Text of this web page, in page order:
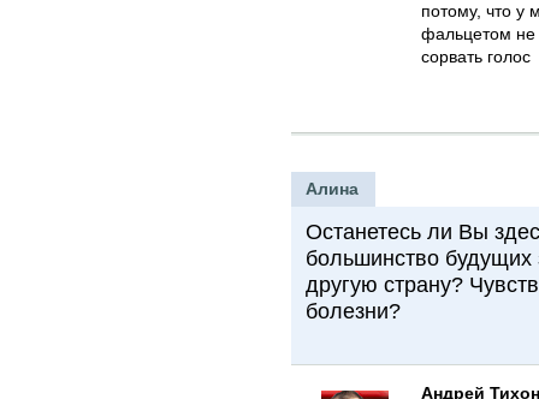
потому, что у
фальцетом не
сорвать голос
Алина
Останетесь ли Вы
большинство
другую страну?
болезни?
Андрей